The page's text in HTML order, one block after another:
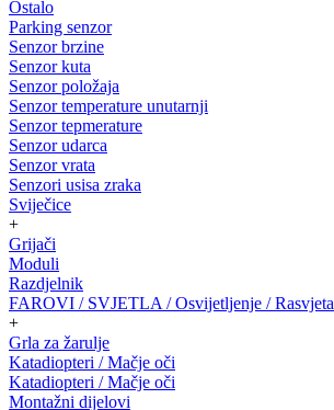
Ostalo
Parking senzor
Senzor brzine
Senzor kuta
Senzor položaja
Senzor temperature unutarnji
Senzor tepmerature
Senzor udarca
Senzor vrata
Senzori usisa zraka
Sviječice
+
Grijači
Moduli
Razdjelnik
FAROVI / SVJETLA / Osvijetljenje / Rasvjeta
+
Grla za žarulje
Katadiopteri / Mačje oči
Katadiopteri / Mačje oči
Montažni dijelovi